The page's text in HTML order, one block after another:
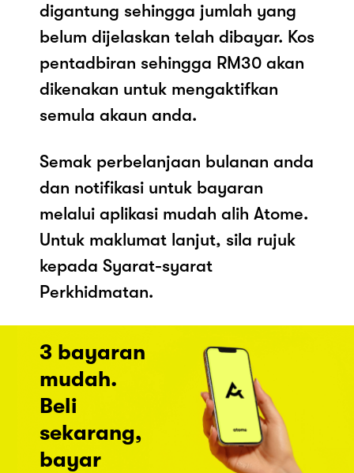
digantung sehingga jumlah yang
belum dijelaskan telah dibayar. Kos
pentadbiran sehingga RM30 akan
dikenakan untuk mengaktifkan
semula akaun anda.
Semak perbelanjaan bulanan anda
dan notifikasi untuk bayaran
melalui aplikasi mudah alih Atome.
Untuk maklumat lanjut, sila rujuk
kepada Syarat-syarat
Perkhidmatan.
3 bayaran
mudah.
Beli
sekarang,
bayar